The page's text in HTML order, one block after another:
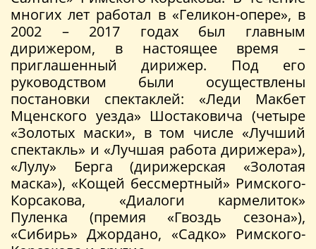
многих лет работал в «Геликон-опере», в
2002 – 2017 годах был главным
дирижером, в настоящее время –
приглашенный дирижер. Под его
руководством были осуществлены
постановки спектаклей: «Леди Макбет
Мценского уезда» Шостаковича (четыре
«Золотых маски», в том числе «Лучший
спектакль» и «Лучшая работа дирижера»),
«Лулу» Берга (дирижерская «Золотая
маска»), «Кощей бессмертный» Римского-
Корсакова, «Диалоги кармелиток»
Пуленка (премия «Гвоздь сезона»),
«Сибирь» Джордано, «Садко» Римского-